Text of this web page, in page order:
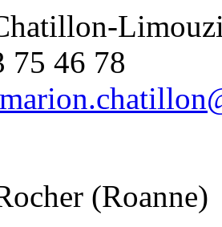
75 46 78
(Roanne)